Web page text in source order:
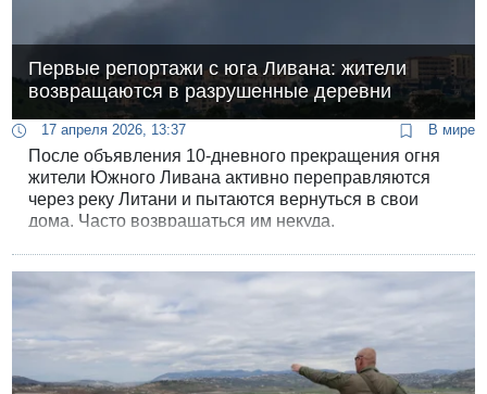
Первые репортажи с юга Ливана: жители
возвращаются в разрушенные деревни
17 апреля 2026, 13:37 В мире
После объявления 10-дневного прекращения огня
жители Южного Ливана активно переправляются
через реку Литани и пытаются вернуться в свои
дома. Часто возвращаться им некуда.